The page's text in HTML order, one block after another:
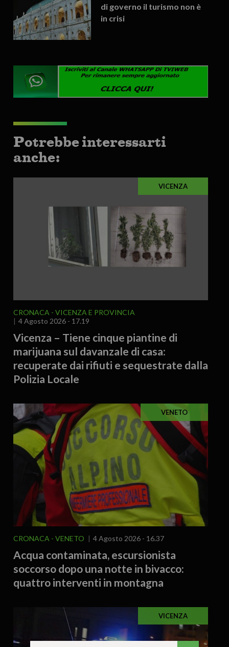
di governo il turismo non è
in crisi
Potrebbe interessarti
anche:
VICENZA
CRONACA
VICENZA E PROVINCIA
4 Agosto 2026 - 17.19
Vicenza – Tiene cinque piantine di
marijuana sul davanzale di casa:
recuperate dai rifiuti e sequestrate dalla
Polizia Locale
VENETO
CRONACA VENETO 4 Agosto 2026 - 16.37
Acqua contaminata, escursionista
soccorso dopo una notte in bivacco:
quattro interventi in montagna
VICENZA